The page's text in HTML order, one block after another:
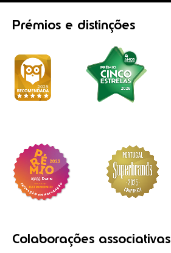
Prémios e distinções
Colaborações associativas